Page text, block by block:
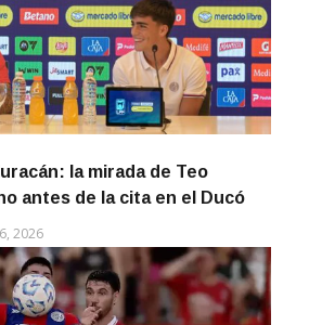
la mirada de Teo
antes de la cita en el Ducó
2026